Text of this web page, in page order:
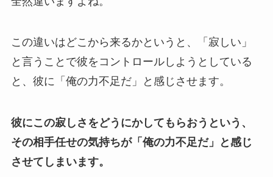
この違いはどこから来るかというと、「寂しい」
と言うことで彼をコントロールしようとしている
と、彼に「俺の力不足だ」と感じさせます。
彼にこの寂しさをどうにかしてもらおうという、
その相手任せの気持ちが「俺の力不足だ」と感じ
させてしまいます。